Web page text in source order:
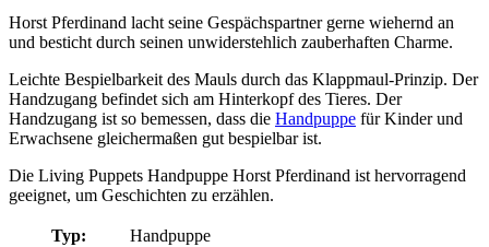
Horst Pferdinand lacht seine Gespächspartner gerne wiehernd an
und besticht durch seinen unwiderstehlich zauberhaften Charme.
Leichte Bespielbarkeit des Mauls durch das Klappmaul-Prinzip. Der
Handzugang befindet sich am Hinterkopf des Tieres. Der
Handzugang ist so bemessen, dass die Handpuppe für Kinder und
Erwachsene gleichermaßen gut bespielbar ist.
Die Living Puppets Handpuppe Horst Pferdinand ist hervorragend
geeignet, um Geschichten zu erzählen.
Typ:
Handpuppe